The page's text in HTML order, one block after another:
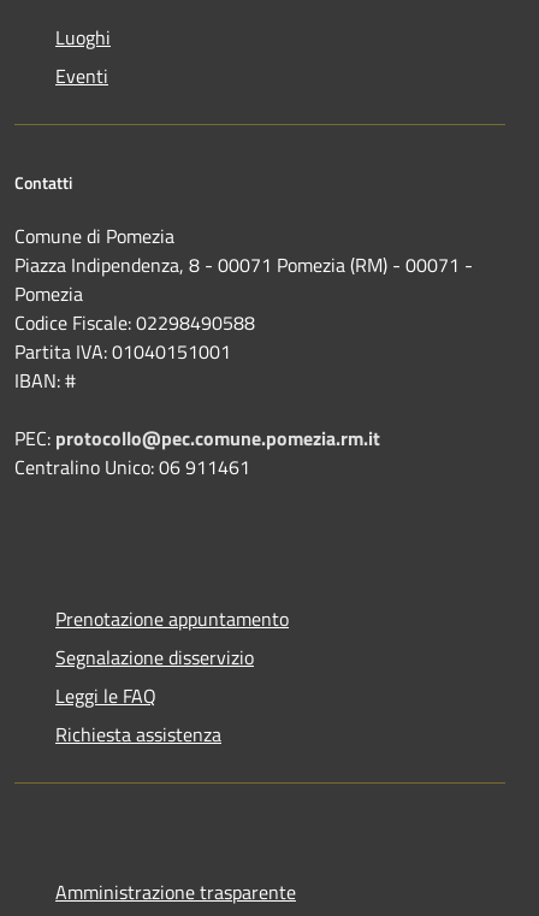
Luoghi
Eventi
Contatti
Comune di Pomezia
Piazza Indipendenza, 8 - 00071 Pomezia (RM) - 00071 -
Pomezia
Codice Fiscale: 02298490588
Partita IVA: 01040151001
IBAN: #
PEC: protocollo@pec.comune.pomezia.rm.it
Centralino Unico: 06 911461
Prenotazione appuntamento
Segnalazione disservizio
Leggi le FAQ
Richiesta assistenza
Amministrazione trasparente